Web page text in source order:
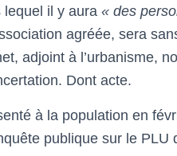
lequel il y aura « des
agréée, sera
adjoint à l’urbanisme,
Dont acte.
à la population en
publique sur le